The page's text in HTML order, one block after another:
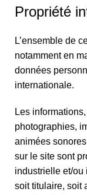
Propriété
L’ensemble de
notamment en
données
internationale.
Les
photographies,
animées
sur le site sont
industrielle et/ou
soit titulaire, soit